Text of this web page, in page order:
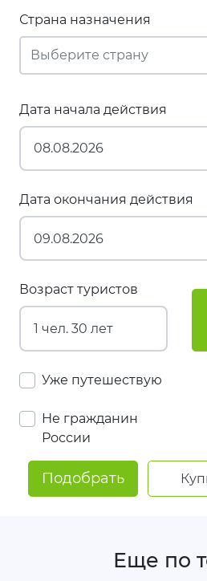
Страна назначения
Дата начала действия
Дата окончания действия
Возраст туристов
Уже путешествую
Не гражданин
России
Подобрать
Еще по